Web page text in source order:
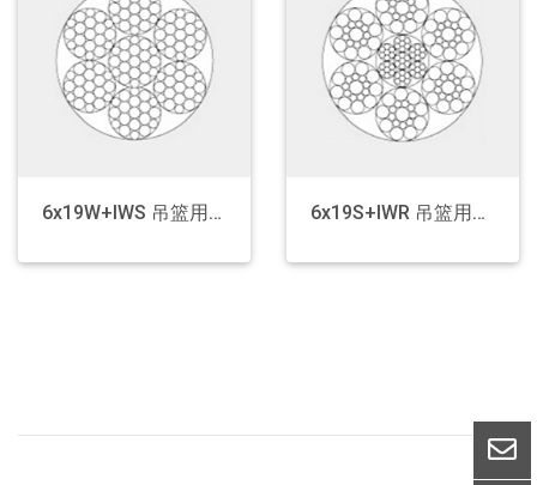
6x19W+IWS 吊篮用钢丝绳 6x19S+IWR 吊篮用钢丝绳
Copolymer Coated Aluminum Tape
Galvanized Steel Tape
Chrome Plated Tape